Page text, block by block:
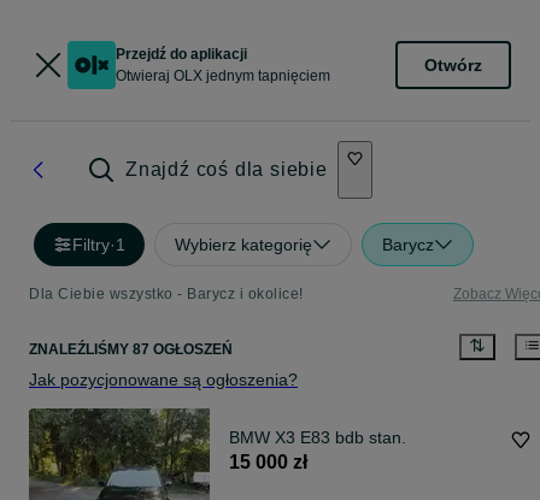
Przejdź do aplikacji
Otwieraj OLX jednym tapnięciem
Otwórz
Znajdź coś dla siebie
Filtry·1 Wybierz kategorię Barycz
Dla Ciebie wszystko - Barycz i okolice! Zobacz
ZNALEŹLIŚMY 87 OGŁOSZEŃ
Jak pozycjonowane są ogłoszenia?
BMW X3 E83 bdb stan.
15 000 zł